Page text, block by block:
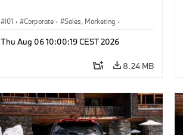
I01 · Corporate · Sales, Marketing ·
Thu Aug 06 10:00:19 CEST 2026
8.24 MB